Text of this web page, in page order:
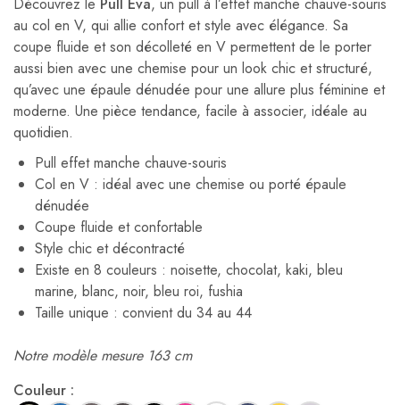
au col en V, qui allie confort et style avec élégance. Sa
coupe fluide et son décolleté en V permettent de le porter
aussi bien avec une chemise pour un look chic et structuré,
qu’avec une épaule dénudée pour une allure plus féminine et
moderne. Une pièce tendance, facile à associer, idéale au
quotidien.
Pull effet manche chauve-souris
Col en V : idéal avec une chemise ou porté épaule
dénudée
Coupe fluide et confortable
Style chic et décontracté
Existe en 8 couleurs : noisette, chocolat, kaki, bleu
marine, blanc, noir, bleu roi, fushia
Taille unique : convient du 34 au 44
Notre modèle mesure 163 cm
Couleur :